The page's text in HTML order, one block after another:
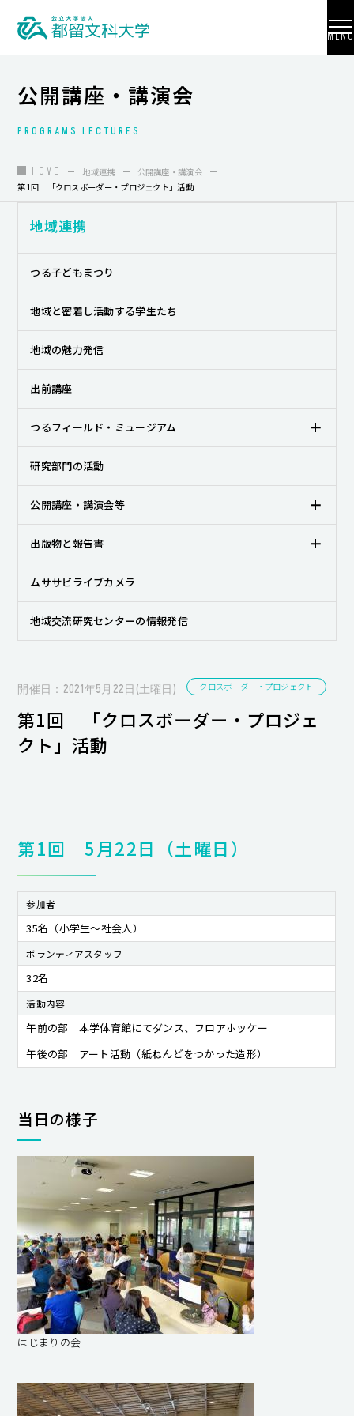
MENU
大学紹介
入試情報
学部・学科・大学院
地域連携
国際交流
教員養成
キャンパスライフ
就職・キャリア支援
公開講座・講演会
PROGRAMS LECTURES
HOME 地域連携
公開講座・講演会
第1回 「クロスボーダー・プロジェクト」活動
地域連携
つる子どもまつり
地域と密着し活動する学生たち
地域の魅力発信
出前講座
つるフィールド・ミュージアム
研究部門の活動
公開講座・講演会等
出版物と報告書
ムササビライブカメラ
地域交流研究センターの情報発信
開催日：2021年5月22日(土曜日) クロスボーダー・プロジェクト
第1回 「クロスボーダー・プロジェ
クト」活動
第1回 5月22日（土曜日）
参加者
35名（小学生～社会人）
ボランティアスタッフ
32名
活動内容
午前の部 本学体育館にてダンス、フロアホッケー
午後の部 アート活動（紙ねんどをつかった造形）
当日の様子
はじまりの会